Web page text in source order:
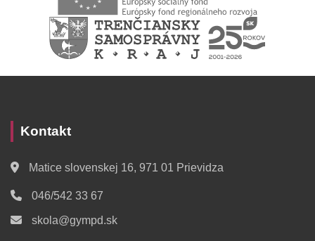
Kontakt
Matice slovenskej 16, 971 01 Prievidza
046/542 33 67
skola@gympd.sk